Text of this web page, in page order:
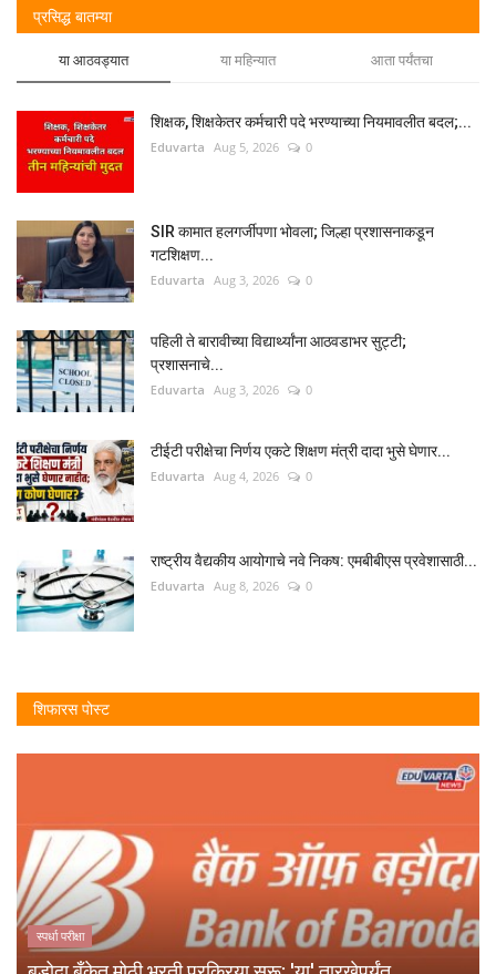
प्रसिद्ध बातम्या
या आठवड्यात या महिन्यात आता पर्यंतचा
शिक्षक, शिक्षकेतर कर्मचारी पदे भरण्याच्या नियमावलीत बदल;...
Eduvarta Aug 5, 2026 0
SIR कामात हलगर्जीपणा भोवला; जिल्हा प्रशासनाकडून
गटशिक्षण...
Eduvarta Aug 3, 2026 0
पहिली ते बारावीच्या विद्यार्थ्यांना आठवडाभर सुट्टी;
प्रशासनाचे...
Eduvarta Aug 3, 2026 0
टीईटी परीक्षेचा निर्णय एकटे शिक्षण मंत्री दादा भुसे घेणार...
Eduvarta Aug 4, 2026 0
राष्ट्रीय वैद्यकीय आयोगाचे नवे निकष: एमबीबीएस प्रवेशासाठी...
Eduvarta Aug 8, 2026 0
शिफारस पोस्ट
स्पर्धा परीक्षा